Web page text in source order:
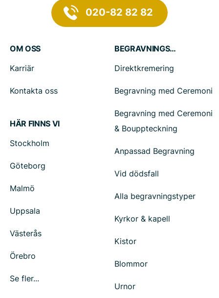
020-82 82 82
OM OSS
Karriär
Kontakta oss
HÄR FINNS VI
Stockholm
Göteborg
Malmö
Uppsala
Västerås
Örebro
Se fler...
BEGRAVNINGSTJÄNSTER
Direktkremering
Begravning med Ceremoni
Begravning med Ceremoni
& Bouppteckning
Anpassad Begravning
Vid dödsfall
Alla begravningstyper
Kyrkor & kapell
Kistor
Blommor
Urnor